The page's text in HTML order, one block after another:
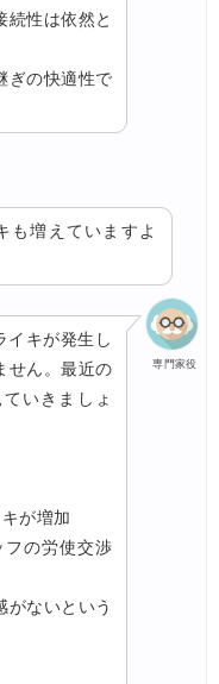
続性は依然と
ぎの快適性で
も増えていますよ
専門家役
イキが発生し
せん。最近の
いきましょ
が増加
フの労使交渉
がないという